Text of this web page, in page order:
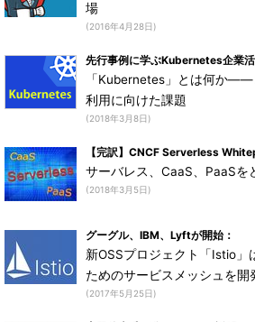
場
(2016年4月28日)
先行事例に学ぶKubernetes企業活
「Kubernetes」とは何か
利用に向けた課題
(2018年3月8日)
【完訳】CNCF Serverless
サーバレス、CaaS、PaaSを
(2018年3月5日)
グーグル、IBM、Lyftが開始：
新OSSプロジェクト「Istio」
ためのサービスメッシュを開
(2017年5月25日)